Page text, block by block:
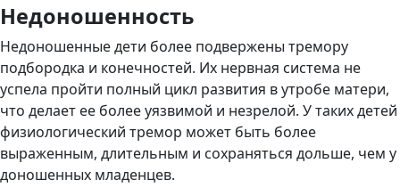
Недоношенность
Недоношенные дети более подвержены тремору
подбородка и конечностей. Их нервная система не
успела пройти полный цикл развития в утробе матери,
что делает ее более уязвимой и незрелой. У таких детей
физиологический тремор может быть более
выраженным, длительным и сохраняться дольше, чем у
доношенных младенцев.